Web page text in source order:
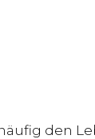
den